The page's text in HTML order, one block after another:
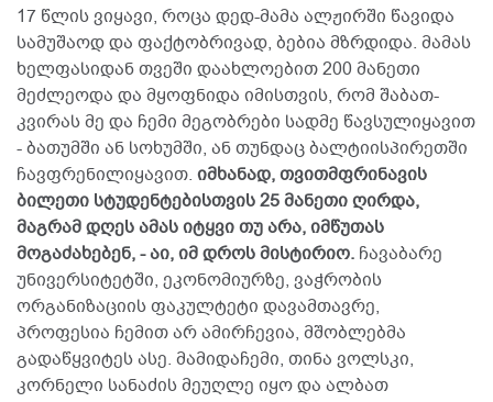
17 წლის ვიყავი, როცა დედ-მამა ალჟირში წავიდა
სამუშაოდ და ფაქტობრივად, ბებია მზრდიდა. მამას
ხელფასიდან თვეში დაახლოებით 200 მანეთი
მეძლეოდა და მყოფნიდა იმისთვის, რომ შაბათ-
კვირას მე და ჩემი მეგობრები სადმე წავსულიყავით
- ბათუმში ან სოხუმში, ან თუნდაც ბალტიისპირეთში
ჩავფრენილიყავით. იმხანად, თვითმფრინავის
ბილეთი სტუდენტებისთვის 25 მანეთი ღირდა,
მაგრამ დღეს ამას იტყვი თუ არა, იმწუთას
მოგაძახებენ, - აი, იმ დროს მისტირიო. ჩავაბარე
უნივერსიტეტში, ეკონომიურზე, ვაჭრობის
ორგანიზაციის ფაკულტეტი დავამთავრე,
პროფესია ჩემით არ ამირჩევია, მშობლებმა
გადაწყვიტეს ასე. მამიდაჩემი, თინა ვოლსკი,
კორნელი სანაძის მეუღლე იყო და ალბათ